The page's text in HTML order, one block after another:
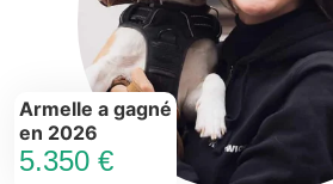
Armelle a gagné
en 2026
5.350 €